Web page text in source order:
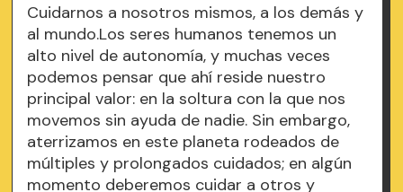
Cuidarnos a nosotros mismos, a los demás y
al mundo.Los seres humanos tenemos un
alto nivel de autonomía, y muchas veces
podemos pensar que ahí reside nuestro
principal valor: en la soltura con la que nos
movemos sin ayuda de nadie. Sin embargo,
aterrizamos en este planeta rodeados de
múltiples y prolongados cuidados; en algún
momento deberemos cuidar a otros y